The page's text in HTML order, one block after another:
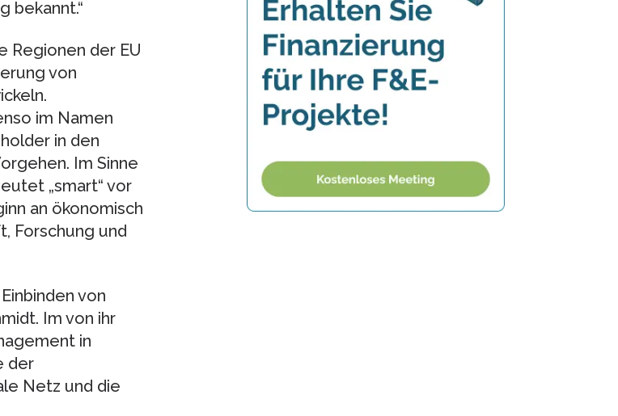
bekannt.“
Regionen der EU
von
im Namen
in den
Im Sinne
„smart“ vor
an ökonomisch
Forschung und
von
Im von ihr
in
der
Netz und die